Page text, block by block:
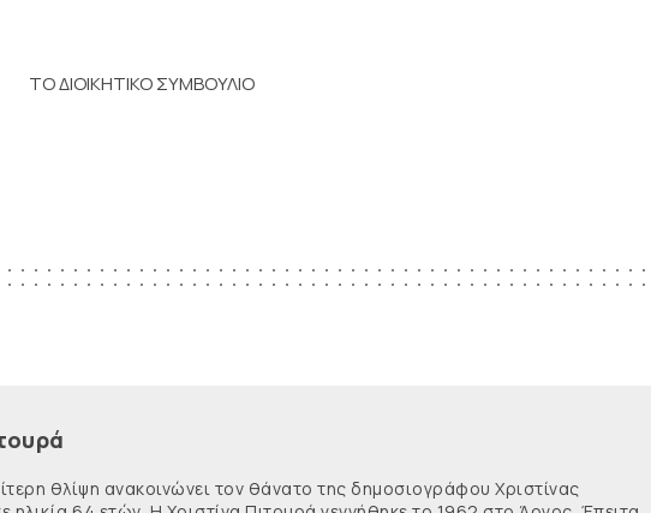
ΤΟ ΔΙΟΙΚΗΤΙΚΟ ΣΥΜΒΟΥΛΙΟ
θλίψη ανακοινώνει τον θάνατο της δημοσιογράφου Χριστίνας